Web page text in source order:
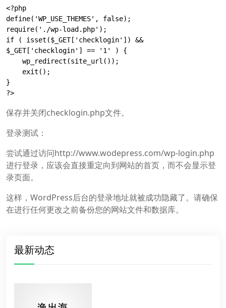
<?php
define('WP_USE_THEMES', false);
require('./wp-load.php');
if ( isset($_GET['checklogin']) &&
$_GET['checklogin'] == '1' ) {
}
?>
保存并关闭checklogin.php文件。
登录测试：
尝试通过访问http://www.wodepress.com/wp-login.php
进行登录，应该会直接重定向到网站的首页，而不会显示登
录页面。
这样，WordPress后台的登录地址就被成功隐藏了。请确保
在进行任何更改之前备份您的网站文件和数据库。
最新动态